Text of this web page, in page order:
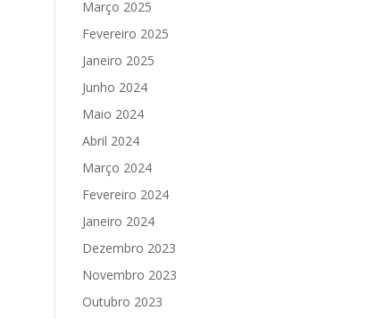
Março 2025
Fevereiro 2025
Janeiro 2025
Junho 2024
Maio 2024
Abril 2024
Março 2024
Fevereiro 2024
Janeiro 2024
Dezembro 2023
Novembro 2023
Outubro 2023